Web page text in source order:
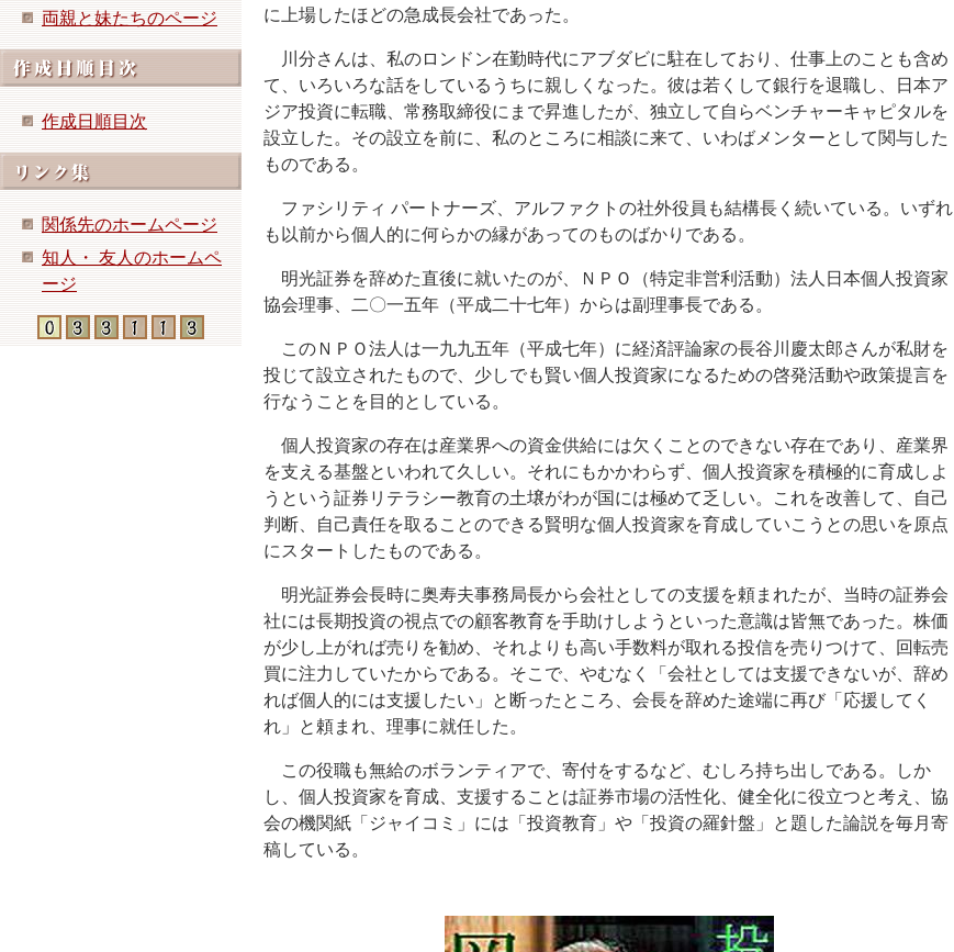
両親と妹たちのページ
作成日順目次
関係先のホームページ
知人・ 友人のホームペ
ージ
に上場したほどの急成長会社であった。
川分さんは、私のロンドン在勤時代にアブダビに駐在しており、仕事上のことも含め
て、いろいろな話をしているうちに親しくなった。彼は若くして銀行を退職し、日本ア
ジア投資に転職、常務取締役にまで昇進したが、独立して自らベンチャーキャピタルを
設立した。その設立を前に、私のところに相談に来て、いわばメンターとして関与した
ものである。
ファシリティ パートナーズ、アルファクトの社外役員も結構長く続いている。いずれ
も以前から個人的に何らかの縁があってのものばかりである。
明光証券を辞めた直後に就いたのが、ＮＰＯ（特定非営利活動）法人日本個人投資家
協会理事、二〇一五年（平成二十七年）からは副理事長である。
このＮＰＯ法人は一九九五年（平成七年）に経済評論家の長谷川慶太郎さんが私財を
投じて設立されたもので、少しでも賢い個人投資家になるための啓発活動や政策提言を
行なうことを目的としている。
個人投資家の存在は産業界への資金供給には欠くことのできない存在であり、産業界
を支える基盤といわれて久しい。それにもかかわらず、個人投資家を積極的に育成しよ
うという証券リテラシー教育の土壌がわが国には極めて乏しい。これを改善して、自己
判断、自己責任を取ることのできる賢明な個人投資家を育成していこうとの思いを原点
にスタートしたものである。
明光証券会長時に奥寿夫事務局長から会社としての支援を頼まれたが、当時の証券会
社には長期投資の視点での顧客教育を手助けしようといった意識は皆無であった。株価
が少し上がれば売りを勧め、それよりも高い手数料が取れる投信を売りつけて、回転売
買に注力していたからである。そこで、やむなく「会社としては支援できないが、辞め
れば個人的には支援したい」と断ったところ、会長を辞めた途端に再び「応援してく
れ」と頼まれ、理事に就任した。
この役職も無給のボランティアで、寄付をするなど、むしろ持ち出しである。しか
し、個人投資家を育成、支援することは証券市場の活性化、健全化に役立つと考え、協
会の機関紙「ジャイコミ」には「投資教育」や「投資の羅針盤」と題した論説を毎月寄
稿している。